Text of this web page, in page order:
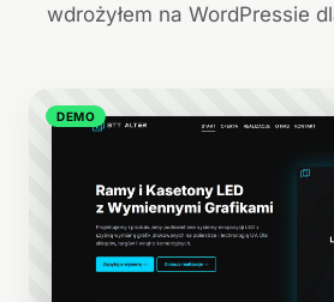
wdrożyłem na WordPressie
DEMO